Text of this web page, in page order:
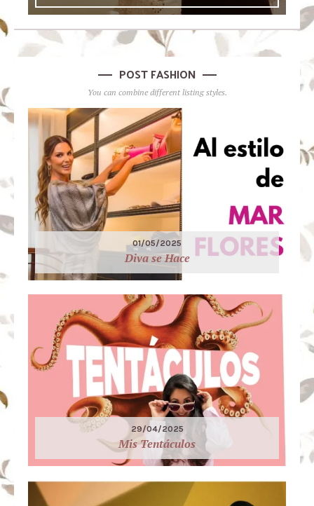
POST FASHION
You can combine different listing styles.
01/05/2025
Diva se Hace
29/04/2025
Mis Tentáculos